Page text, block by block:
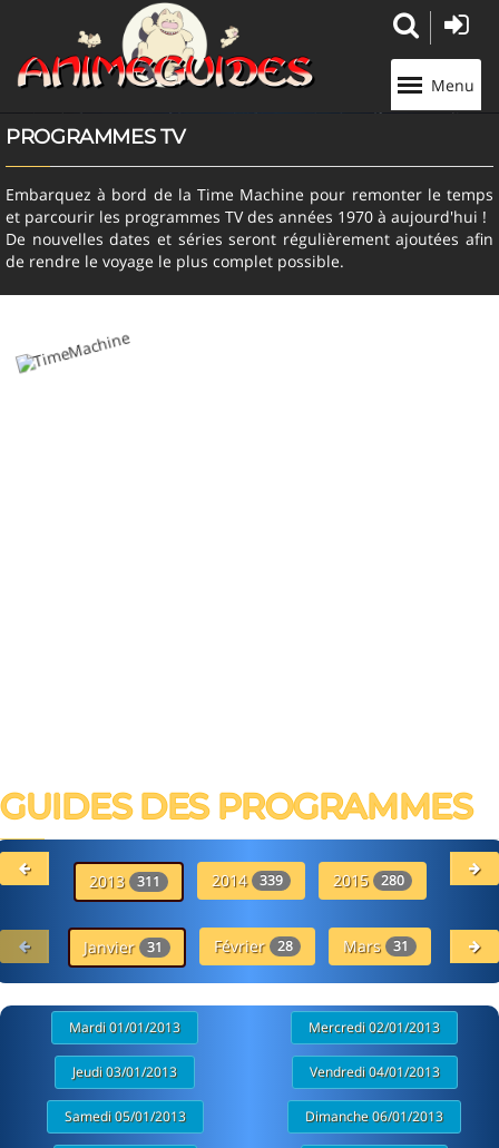
Menu
PROGRAMMES TV
Embarquez à bord de la Time Machine pour remonter le temps
et parcourir les programmes TV des années 1970 à aujourd'hui !
De nouvelles dates et séries seront régulièrement ajoutées afin
de rendre le voyage le plus complet possible.
GUIDES DES PROGRAMMES
2013 311 2014 339 2015 280
Janvier 31 Février 28 Mars 31
Mardi 01/01/2013 Mercredi 02/01/2013
Jeudi 03/01/2013 Vendredi 04/01/2013
Samedi 05/01/2013 Dimanche 06/01/2013
Panneau de gestion des cookies